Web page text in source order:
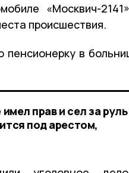
«Москвич-
происшествия.
в
прав и сел за
под арестом,